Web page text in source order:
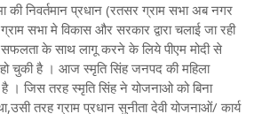
की निवर्तमान प्रधान (रतसर ग्राम सभा अब नगर
सभा मे विकास और सरकार द्वारा चलाई जा रही
के साथ लागू करने के लिये पीएम मोदी से
चुकी है । आज स्मृति सिंह जनपद की महिला
। जिस तरह स्मृति सिंह ने योजनाओ को बिना
तरह ग्राम प्रधान सुनीता देवी योजनाओं/ कार्य